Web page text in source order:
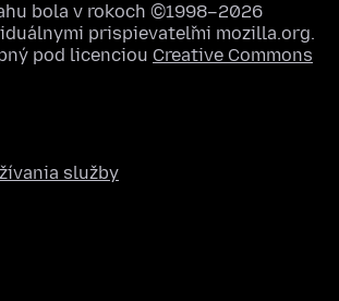
bola v rokoch ©1998–2026
prispievateľmi mozilla.org.
pod licenciou Creative Commons
služby